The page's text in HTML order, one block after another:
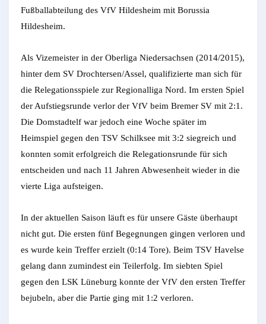
Fußballabteilung des VfV Hildesheim mit Borussia
Hildesheim.
Als Vizemeister in der Oberliga Niedersachsen (2014/2015),
hinter dem SV Drochtersen/Assel, qualifizierte man sich für
die Relegationsspiele zur Regionalliga Nord. Im ersten Spiel
der Aufstiegsrunde verlor der VfV beim Bremer SV mit 2:1.
Die Domstadtelf war jedoch eine Woche später im
Heimspiel gegen den TSV Schilksee mit 3:2 siegreich und
konnten somit erfolgreich die Relegationsrunde für sich
entscheiden und nach 11 Jahren Abwesenheit wieder in die
vierte Liga aufsteigen.
In der aktuellen Saison läuft es für unsere Gäste überhaupt
nicht gut. Die ersten fünf Begegnungen gingen verloren und
es wurde kein Treffer erzielt (0:14 Tore). Beim TSV Havelse
gelang dann zumindest ein Teilerfolg. Im siebten Spiel
gegen den LSK Lüneburg konnte der VfV den ersten Treffer
bejubeln, aber die Partie ging mit 1:2 verloren.